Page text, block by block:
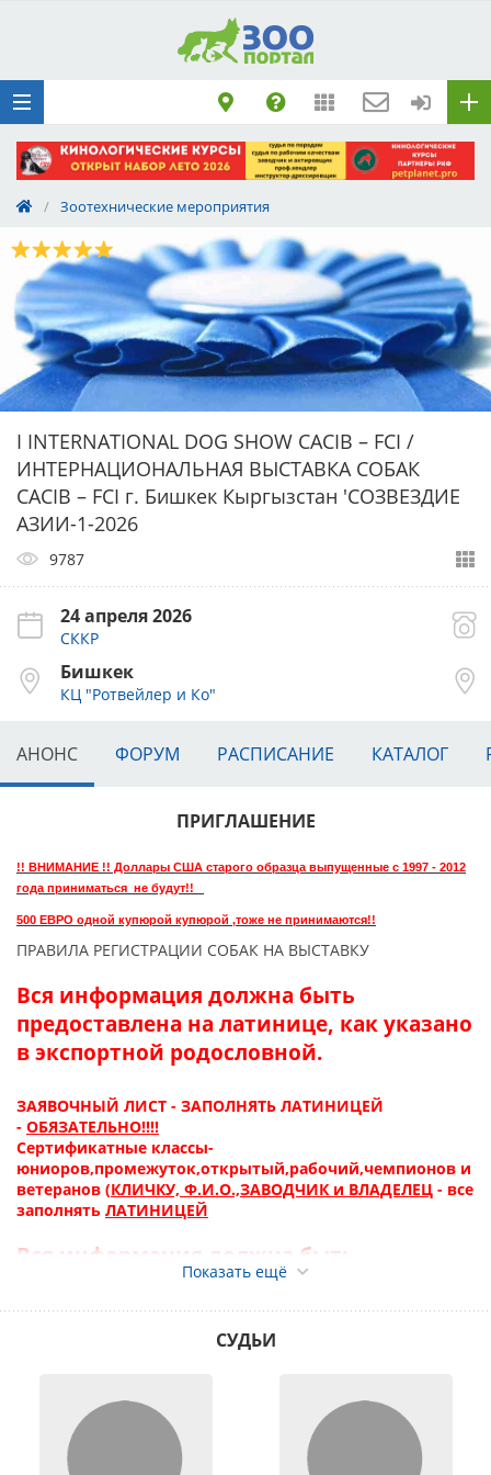
/ Зоотехнические мероприятия
I INTERNATIONAL DOG SHOW CACIB – FCI /
ИНТЕРНАЦИОНАЛЬНАЯ ВЫСТАВКА СОБАК
CACIB – FCI г. Бишкек Кыргызстан 'СОЗВЕЗДИЕ
АЗИИ-1-2026
9787
24 апреля 2026
СККР
Бишкек
КЦ "Ротвейлер и Ко"
АНОНС ФОРУМ РАСПИСАНИЕ КАТАЛОГ
ПРИГЛАШЕНИЕ
!! ВНИМАНИЕ !! Доллары США старого образца выпущенные с 1997 - 2012
года приниматься не будут!!
500 ЕВРО одной купюрой купюрой ,тоже не принимаются!!
ПРАВИЛА РЕГИСТРАЦИИ СОБАК НА ВЫСТАВКУ
Вся информация должна быть
предоставлена на латинице, как указано
в экспортной родословной.
ЗАЯВОЧНЫЙ ЛИСТ - ЗАПОЛНЯТЬ ЛАТИНИЦЕЙ
- ОБЯЗАТЕЛЬНО!!!!
Сертификатные классы-
юниоров,промежуток,открытый,рабочий,чемпионов и
ветеранов (КЛИЧКУ, Ф.И.О.,ЗАВОДЧИК и ВЛАДЕЛЕЦ - все
заполнять ЛАТИНИЦЕЙ
Вся информация должна быть
предоставлена на латинице, как указано
в экспортной родословной.
при предоставлении следующего пакета документов:
- Заполненный заявочный лист на одну собаку,
подписанный владельцем (или заявка через систему
Показать ещё
СУДЬИ
метрики
Поездку
Обращение